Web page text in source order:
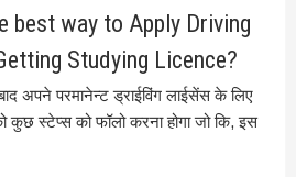
best way to Apply Driving
Studying Licence?
अपने परमानेन्ट ड्राईविंग लाईसेंस के लिए
कुछ स्टेप्स को फॉलो करना होगा जो कि, इस